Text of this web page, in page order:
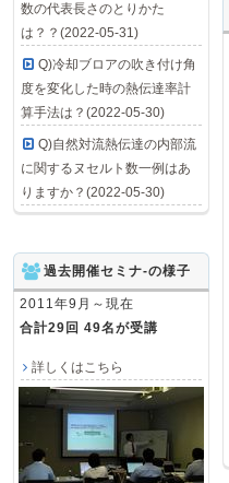
数の代表長さのとりかた
は？？(2022-05-31)
Q)冷却ブロアの吹き付け角
度を変化した時の熱伝達率計
算手法は？(2022-05-30)
Q)自然対流熱伝達の内部流
に関するヌセルト数一例はあ
りますか？(2022-05-30)
過去開催セミナ-の様子
2011年9月～現在
合計29回 49名が受講
詳しくはこちら